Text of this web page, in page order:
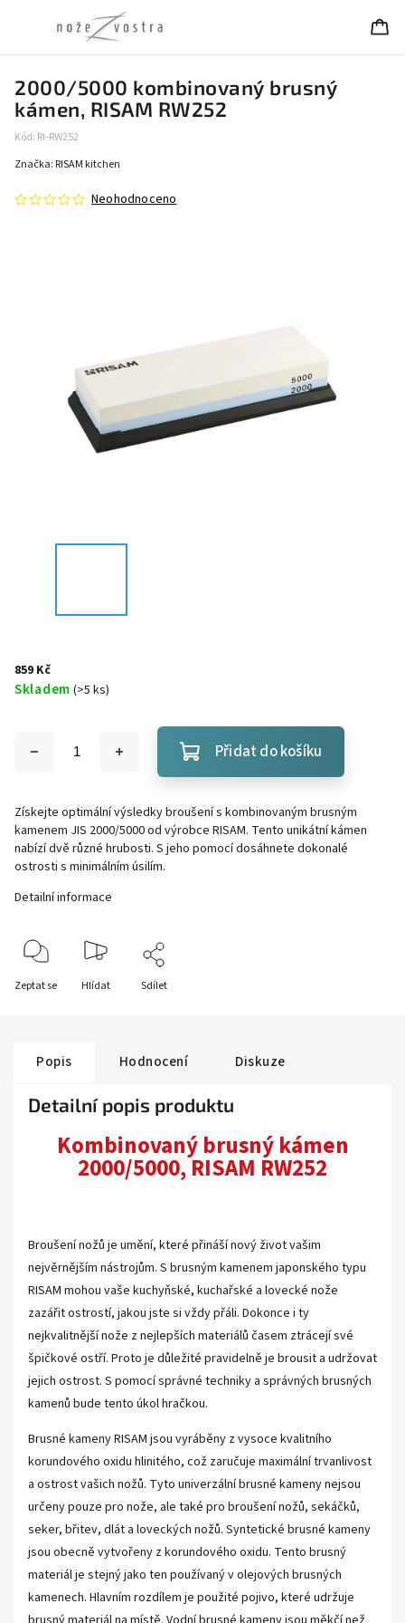
2000/5000 kombinovaný brusný
kámen, RISAM RW252
Kód: RI-RW252
Neohodnoceno
Značka: RISAM kitchen
859 Kč
Skladem (>5 ks)
Přidat do košíku
Získejte optimální výsledky broušení s kombinovaným brusným
kamenem JIS 2000/5000 od výrobce RISAM. Tento unikátní kámen
nabízí dvě různé hrubosti. S jeho pomocí dosáhnete dokonalé
ostrosti s minimálním úsilím.
Detailní informace
Zeptat se Hlídat Sdílet
Popis Hodnocení Diskuze
Detailní popis produktu
Kombinovaný brusný kámen
2000/5000, RISAM RW252
Broušení nožů je umění, které přináší nový život vašim
nejvěrnějším nástrojům. S brusným kamenem japonského typu
RISAM mohou vaše kuchyňské, kuchařské a lovecké nože
zazářit ostrostí, jakou jste si vždy přáli. Dokonce i ty
nejkvalitnější nože z nejlepších materiálů časem ztrácejí své
špičkové ostří. Proto je důležité pravidelně je brousit a udržovat
jejich ostrost. S pomocí správné techniky a správných brusných
kamenů bude tento úkol hračkou.
Brusné kameny RISAM jsou vyráběny z vysoce kvalitního
korundového oxidu hlinitého, což zaručuje maximální trvanlivost
a ostrost vašich nožů. Tyto univerzální brusné kameny nejsou
určeny pouze pro nože, ale také pro broušení nožů, sekáčků,
seker, břitev, dlát a loveckých nožů. Syntetické brusné kameny
jsou obecně vytvořeny z korundového oxidu. Tento brusný
materiál je stejný jako ten používaný v olejových brusných
kamenech. Hlavním rozdílem je použité pojivo, které udržuje